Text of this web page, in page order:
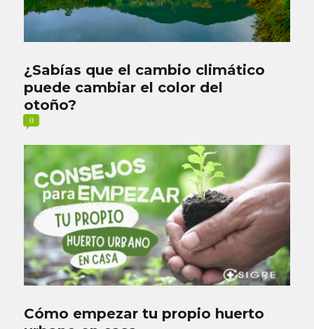
¿Sabías que el cambio climático
puede cambiar el color del
otoño?
0
Cómo empezar tu propio huerto